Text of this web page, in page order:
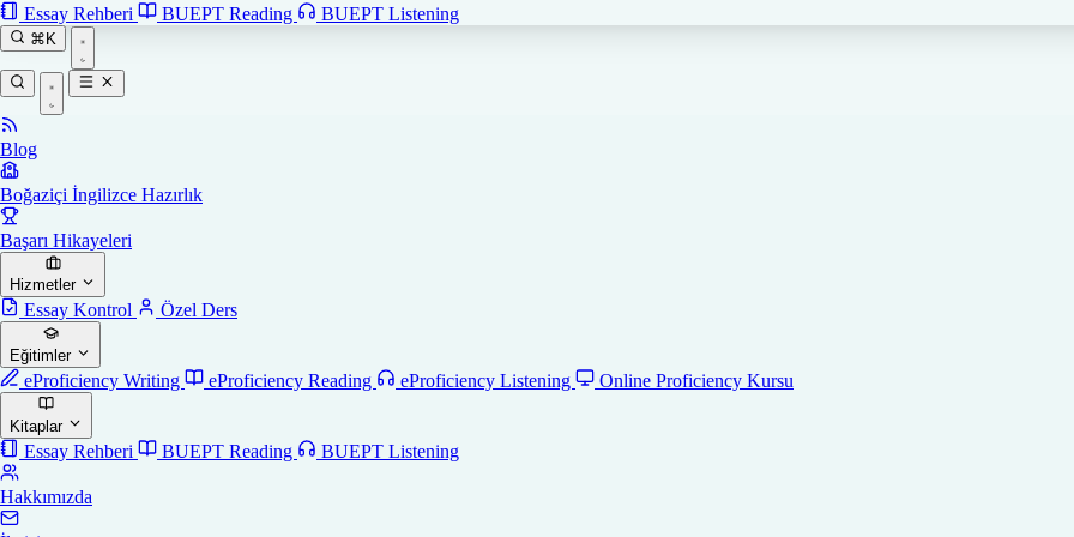
Essay Rehberi BUEPT Reading BUEPT Listening
⌘K
Blog
Boğaziçi İngilizce Hazırlık
Başarı Hikayeleri
Hizmetler
Essay Kontrol Özel Ders
Eğitimler
eProficiency Writing eProficiency Reading eProficiency Listening Online Proficiency Kursu
Kitaplar
Essay Rehberi BUEPT Reading BUEPT Listening
Hakkımızda